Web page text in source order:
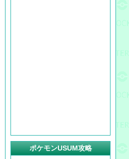
ポケモンUSUM攻略